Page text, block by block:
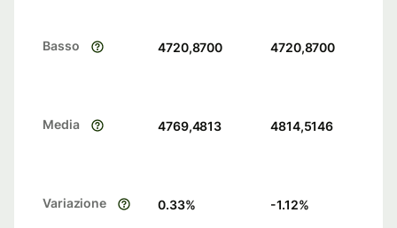
Basso 4720,8700 4720,8700
Media 4769,4813 4814,5146
Variazione 0.33% -1.12%